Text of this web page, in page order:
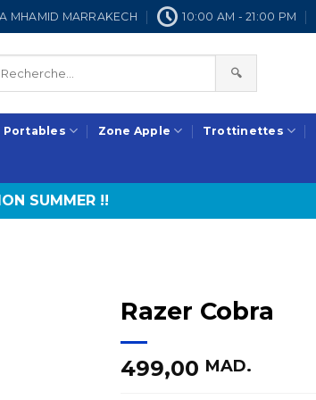
MHAMID MARRAKECH 10:00 AM - 21:00 PM
🔍
Portables Zone Apple Trottinettes
SUMMER !!
Razer Cobra
499,00 MAD.